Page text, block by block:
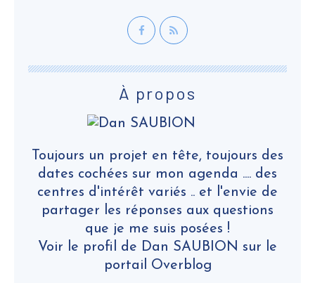
À propos
Toujours un projet en tête, toujours des
dates cochées sur mon agenda .... des
centres d'intérêt variés .. et l'envie de
partager les réponses aux questions
que je me suis posées !
Voir le profil de Dan SAUBION sur le
portail Overblog